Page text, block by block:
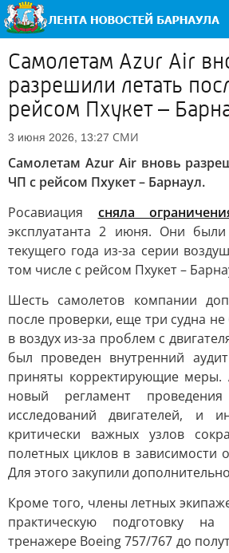
Самолетам Azur Air
разрешили летать
рейсом Пхукет –
3 июня 2026, 13:27 СМИ
Самолетам Azur Air вновь
ЧП с рейсом Пхукет – Барнаул.
Росавиация сняла
эксплуатанта 2 июня. Они
текущего года из-за серии
том числе с рейсом Пхукет –
Шесть самолетов компании
после проверки, еще три судна не
в воздух из-за проблем с
был проведен внутренний
приняты корректирующие меры.
новый регламент проведения
исследований двигателей, и
критически важных узлов
полетных циклов в зависимости
Для этого закупили
Кроме того, члены летных
практическую подготовку на
тренажере Boeing 757/767 до